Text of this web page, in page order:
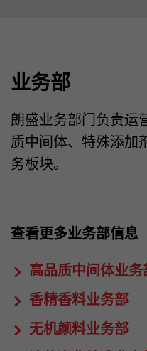
业务部
朗盛业务部门负责运
质中间体、特殊添加
务板块。
查看更多业务部信息
高品质中间体业务
香精香料业务部
无机颜料业务部